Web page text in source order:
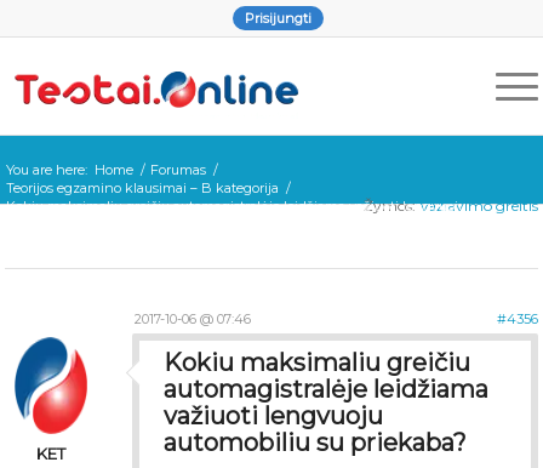
Prisijungti
You are here: Home / Forumas /
Teorijos egzamino klausimai – B kategorija /
Kokiu maksimaliu greičiu automagistralėje leidžiama važiuoti lengvuoju
Žymos:Važiavimo greitis
2017-10-06 @ 07:46 #4356
KET
Kokiu maksimaliu greičiu
automagistralėje leidžiama
važiuoti lengvuoju
automobiliu su priekaba?